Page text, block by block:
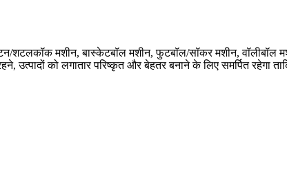
शटलकॉक मशीन, बास्केटबॉल मशीन, फुटबॉल/सॉकर मशीन, वॉलीबॉल
को लगातार परिष्कृत और बेहतर बनाने के लिए समर्पित रहेगा